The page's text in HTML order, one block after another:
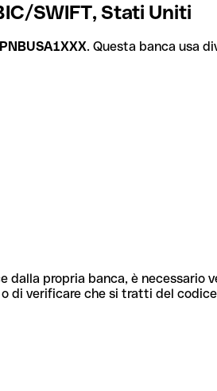
SWIFT, Stati Uniti
. Questa banca usa
propria banca, è
di verificare che si tratti del